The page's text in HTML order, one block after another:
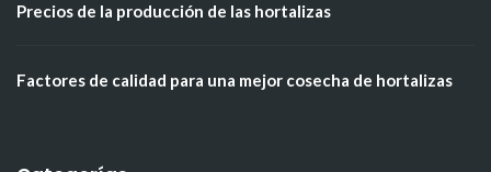
Precios de la producción de las hortalizas
Factores de calidad para una mejor cosecha de hortalizas